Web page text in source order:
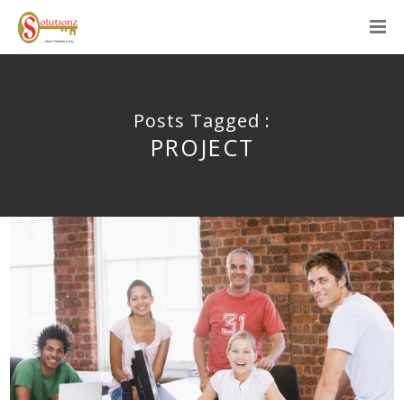
Posts Tagged :
PROJECT